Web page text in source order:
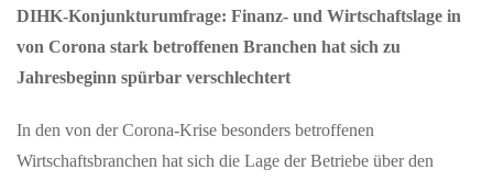
Forschende warnen vor Normalisierung von Glücksspiel im
zum Normalzustand –…
DIHK-Konjunkturumfrage: Finanz- und Wirtschaftslage in
von Corona stark betroffenen Branchen hat sich zu
Jahresbeginn spürbar verschlechtert
In den von der Corona-Krise besonders betroffenen
Wirtschaftsbranchen hat sich die Lage der Betriebe über den